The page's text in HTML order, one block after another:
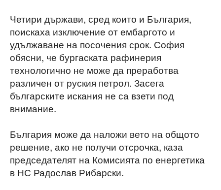
Четири държави, сред които и България,
поискаха изключение от ембаргото и
удължаване на посочения срок. София
обясни, че бургаската рафинерия
технологично не може да преработва
различен от руския петрол. Засега
българските искания не са взети под
внимание.
България може да наложи вето на общото
решение, ако не получи отсрочка, каза
председателят на Комисията по енергетика
в НС Радослав Рибарски.